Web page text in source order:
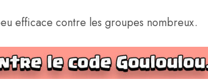
efficace contre les groupes nombreux.